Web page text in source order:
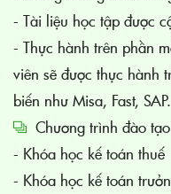
- Tài liệu học tập được
- Thực hành trên phần
viên sẽ được thực hành
biến như Misa, Fast,
Chương trình đào
- Khóa học kế toán thuế
- Khóa học kế toán